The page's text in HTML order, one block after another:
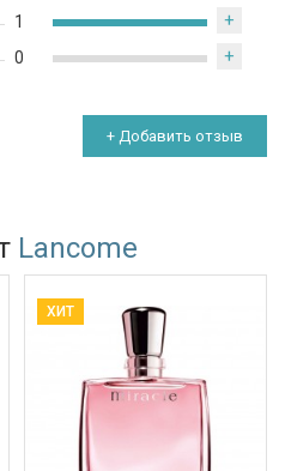
1 +
0 +
+ Добавить отзыв
Lancome
ХИТ